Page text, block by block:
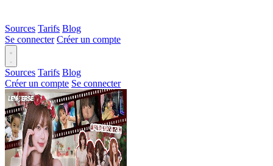
Sources Tarifs Blog
Se connecter Créer un compte
Sources Tarifs Blog
Créer un compte Se connecter